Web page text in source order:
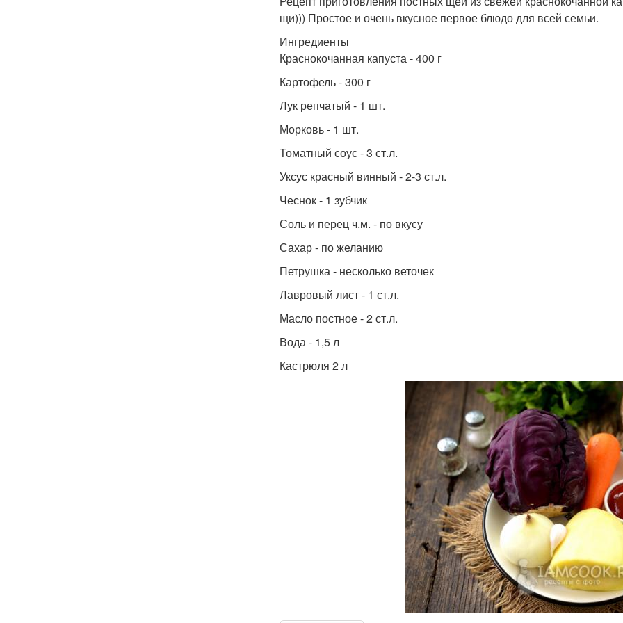
щи))) Простое и очень вкусное первое блюдо для всей семьи.
Ингредиенты
Краснокочанная капуста - 400 г
Картофель - 300 г
Лук репчатый - 1 шт.
Морковь - 1 шт.
Томатный соус - 3 ст.л.
Уксус красный винный - 2-3 ст.л.
Чеснок - 1 зубчик
Соль и перец ч.м. - по вкусу
Сахар - по желанию
Петрушка - несколько веточек
Лавровый лист - 1 ст.л.
Масло постное - 2 ст.л.
Вода - 1,5 л
Кастрюля 2 л